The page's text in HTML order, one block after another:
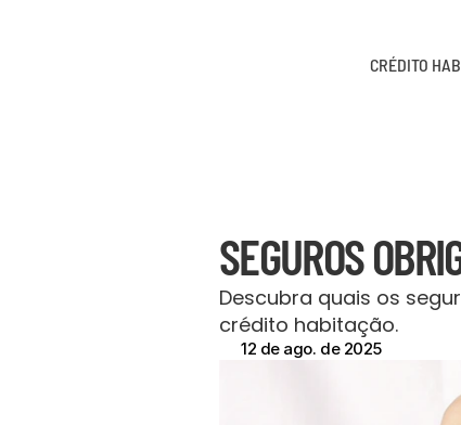
CRÉDITO
SEGUROS
Descubra quais os
crédito habitação.
12 de ago. de 2025